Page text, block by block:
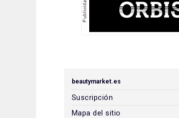
beautymarket.es
Suscripción
Mapa del sitio